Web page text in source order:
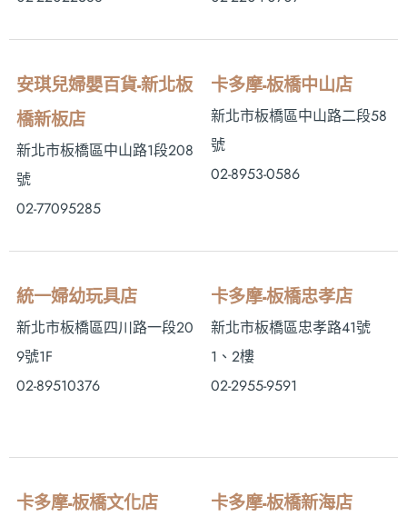
安琪兒婦嬰百貨-新北板
橋新板店
新北市板橋區中山路1段208
號
02-77095285
卡多摩-板橋中山店
新北市板橋區中山路二段58
號
02-8953-0586
統一婦幼玩具店
新北市板橋區四川路一段20
9號1F
02-89510376
卡多摩-板橋忠孝店
新北市板橋區忠孝路41號
1、2樓
02-2955-9591
卡多摩-板橋文化店 卡多摩-板橋新海店